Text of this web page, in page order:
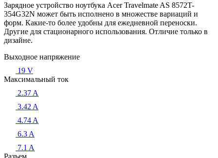
Зарядное устройство ноутбука Acer Travelmate AS 8572T-
354G32N может быть исполнено в множестве вариаций и
форм. Какие-то более удобны для ежедневной переноски.
Другие для стационарного использования. Отличие только в
дизайне.
Выходное напряжение
19 V
Максимальный ток
2.37 A
3.42 A
4.74 A
6.3 A
7.1 A
Разъем